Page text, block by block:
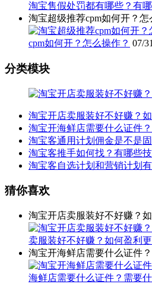
淘宝售假处罚都有哪些？有
淘宝超级推荐cpm如何开？怎
cpm如何开？怎么操作？ 07/31
分类模块
淘宝开店卖服装好不好赚？
淘宝开海鲜店需要什么证件
淘宝客通用计划佣金是不是
淘宝客推手如何找？有哪些技
淘宝客自选计划和营销计划
猜你喜欢
淘宝开店卖服装好不好赚？
卖服装好不好赚？如何盈利更
淘宝开海鲜店需要什么证件
海鲜店需要什么证件？需要